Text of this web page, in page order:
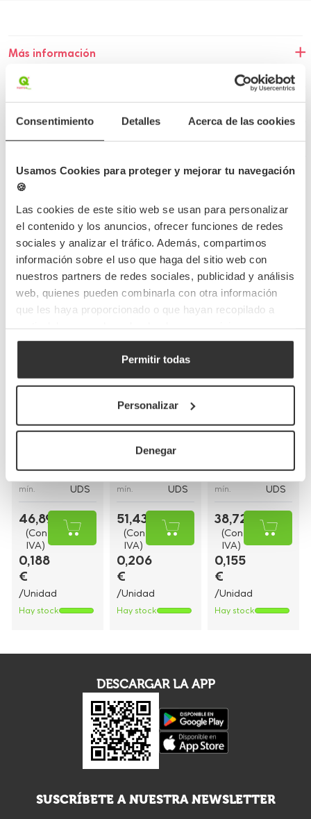
Consentimiento Detalles Acerca de las cookies
Usamos Cookies para proteger y mejorar tu navegación
🍪
Las cookies de este sitio web se usan para personalizar
el contenido y los anuncios, ofrecer funciones de redes
sociales y analizar el tráfico. Además, compartimos
información sobre el uso que haga del sitio web con
nuestros partners de redes sociales, publicidad y análisis
web, quienes pueden combinarla con otra información
que les haya proporcionado o que hayan recopilado a
Permitir todas
Personalizar
Denegar
Más información
Detalles del producto
Opiniones
Completa tu pedido
kraft con asas
mín.
UDS
46,89 €
(Con
IVA)
0,188
€
/Unidad
Hay stock
Bolsas de papel
blancas con asa
(30+18x29cm)
30+18x29cm
mín.
UDS
51,43 €
(Con
IVA)
0,206
€
/Unidad
Hay stock
blancas asa
mín.
UDS
38,72 €
(Con
IVA)
0,155
€
/Unidad
Hay stock
DESCARGAR LA APP
SUSCRÍBETE A NUESTRA NEWSLETTER